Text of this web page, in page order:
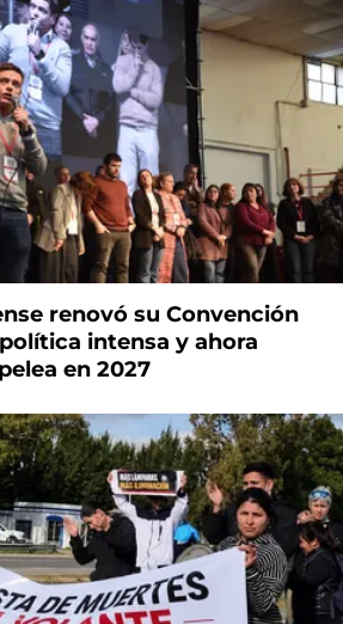
renovó su Convención
intensa y ahora
en 2027